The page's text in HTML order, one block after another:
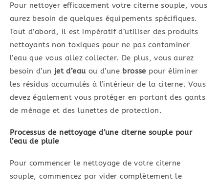
Pour nettoyer efficacement votre citerne souple, vous
aurez besoin de quelques équipements spécifiques.
Tout d’abord, il est impératif d’utiliser des produits
nettoyants non toxiques pour ne pas contaminer
l’eau que vous allez collecter. De plus, vous aurez
besoin d’un jet d’eau ou d’une brossepour éliminer
les résidus accumulés à l’intérieur de la citerne. Vous
devez également vous protéger en portant des gants
de ménage et des lunettes de protection.
Processus de nettoyage d’une citerne souple pour
l’eau de pluie
Pour commencer le nettoyage de votre citerne
souple, commencez par vider complètement le